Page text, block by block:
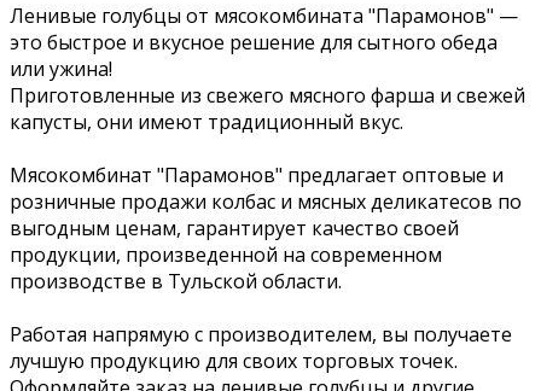
Ленивые голубцы от мясокомбината "Парамонов" —
это быстрое и вкусное решение для сытного обеда
или ужина!
Приготовленные из свежего мясного фарша и свежей
капусты, они имеют традиционный вкус.
Мясокомбинат "Парамонов" предлагает оптовые и
розничные продажи колбас и мясных деликатесов по
выгодным ценам, гарантирует качество своей
продукции, произведенной на современном
производстве в Тульской области.
Работая напрямую с производителем, вы получаете
лучшую продукцию для своих торговых точек.